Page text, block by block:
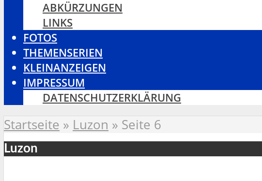
ABKÜRZUNGEN
LINKS
FOTOS
THEMENSERIEN
KLEINANZEIGEN
IMPRESSUM
DATENSCHUTZERKLÄRUNG
Startseite » Luzon » Seite 6
Luzon